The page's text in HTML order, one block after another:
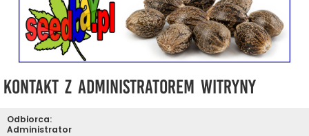
Kontakt z administratorem witryny
Odbiorca:
Administrator